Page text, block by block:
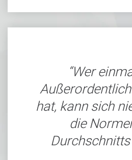
Wer
hat, kann sich
die